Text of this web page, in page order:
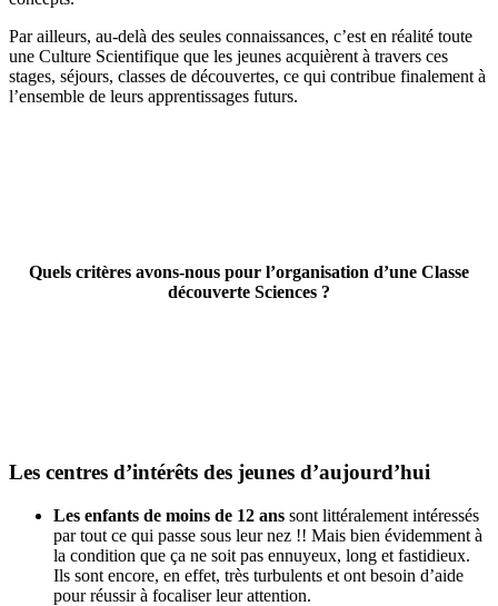
Par ailleurs, au-delà des seules connaissances, c’est en réalité toute
une Culture Scientifique que les jeunes acquièrent à travers ces
stages, séjours, classes de découvertes, ce qui contribue finalement à
l’ensemble de leurs apprentissages futurs.
Quels critères avons-nous pour l’organisation d’une Classe
découverte Sciences ?
Les centres d’intérêts des jeunes d’aujourd’hui
Les enfants de moins de 12 ans sont littéralement intéressés
par tout ce qui passe sous leur nez !! Mais bien évidemment à
la condition que ça ne soit pas ennuyeux, long et fastidieux.
Ils sont encore, en effet, très turbulents et ont besoin d’aide
pour réussir à focaliser leur attention.